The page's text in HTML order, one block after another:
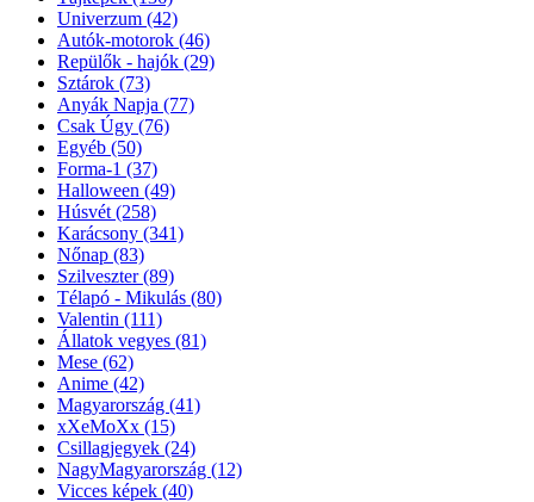
Univerzum (42)
Autók-motorok (46)
Repülők - hajók (29)
Sztárok (73)
Anyák Napja (77)
Csak Úgy (76)
Egyéb (50)
Forma-1 (37)
Halloween (49)
Húsvét (258)
Karácsony (341)
Nőnap (83)
Szilveszter(89)
Télapó - Mikulás (80)
Valentin (111)
Állatok vegyes (81)
Mese (62)
Anime (42)
Magyarország (41)
xXeMoXx (15)
Csillagjegyek (24)
NagyMagyarország (12)
Vicces képek (40)